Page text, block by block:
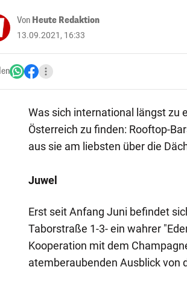
Von Heute Redaktion
13.09.2021, 16:33
Was sich international längst zu
Österreich zu finden: Rooftop-
aus sie am liebsten über die
Juwel
Erst seit Anfang Juni befindet
Taborstraße 1-3- ein wahrer
Kooperation mit dem
atemberaubenden Ausblick von